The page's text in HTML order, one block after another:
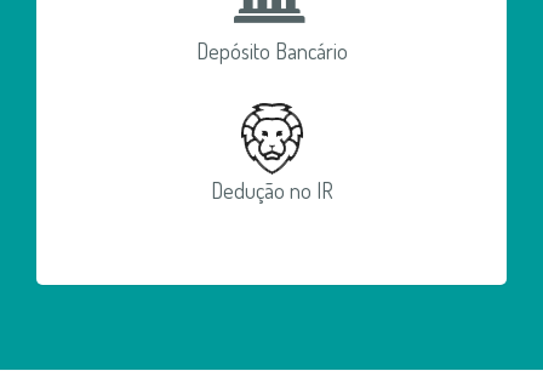
Depósito Bancário
Dedução no IR